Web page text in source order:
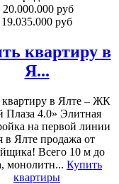
20.000.000 руб
19.035.000 руб
квартиру в
Я...
квартиру в Ялте – ЖК
Плаза 4.0» Элитная
на первой линии
в Ялте продажа от
Всего 10 м до
монолитн... Купить
квартиры